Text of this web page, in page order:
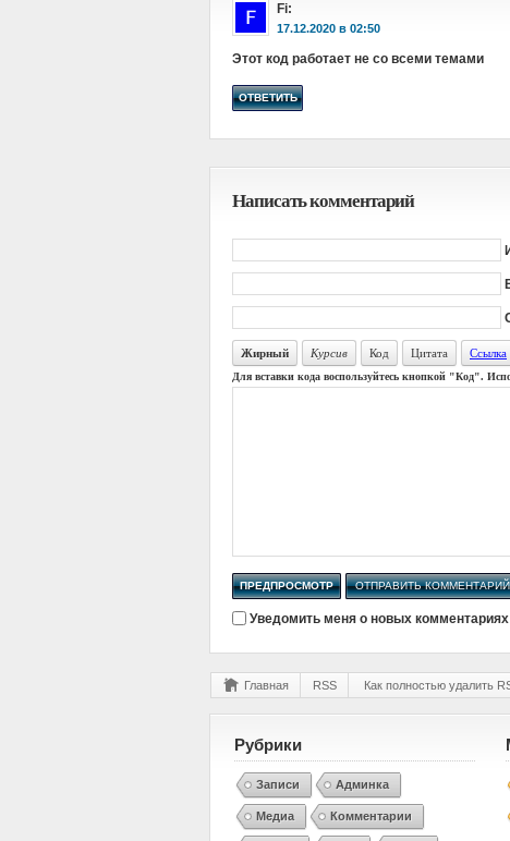
Fi:
в
Этот код работает не со всеми темами
ОТВЕТИТЬ
Написать комментарий
Жирный Курсив Код Цитата Ссылка
Для вставки кода воспользуйтесь кнопкой "Код".
Уведомить меня о новых комментариях
Главная RSS Как полностью удалить
Рубрики
Записи Админка
Медиа Комментарии